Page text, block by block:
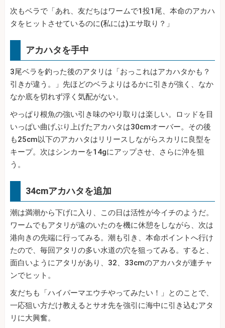
次もベラで「あれ、友だちはワームで1投1尾、本命のアカハ
タをヒットさせているのに(私には)エサ取り？」
アカハタを手中
3尾ベラを釣った後のアタリは「おっこれはアカハタかも？
引きが違う。」先ほどのベラよりはるかに引きが強く、なか
なか底を切れず浮く気配がない。
やっぱり根魚の強い引き味のやり取りは楽しい。ロッドを目
いっぱい曲げぶり上げたアカハタは30cmオーバー。その後
も25cm以下のアカハタはリリースしながらスカリに良型を
キープ。次はシンカーを14gにアップさせ、さらに沖を狙
う。
34cmアカハタを追加
潮は満潮から下げに入り、この日は活性が今イチのようだ。
ワームでもアタリが遠のいたのを機に休憩をしながら、次は
港向きの先端に行ってみる。潮も引き、本命ポイントへ行け
たので、毎回アタリの多い水道の穴を狙ってみる。すると、
面白いようにアタリがあり、32、33cmのアカハタが連チャ
ンでヒット。
友だちも「ハイパーマエウチやってみたい！」とのことで、
一応狙い方だけ教えるとサオ先を強引に海中に引き込むアタ
リに大興奮。